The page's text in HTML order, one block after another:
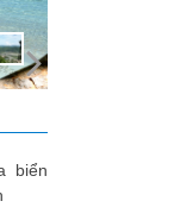
biển